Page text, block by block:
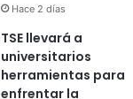
Hace 2 días
TSE llevará a
universitarios
herramientas para
enfrentar la